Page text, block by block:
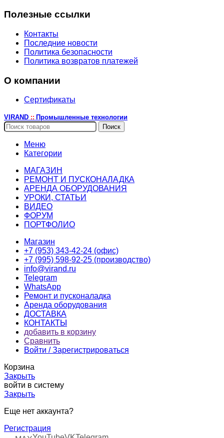
Полезные ссылки
Контакты
Последние новости
Политика безопасности
Политика возвратов платежей
О компании
Сертификаты
VIRAND :: Промышленные технологии
Поиск
Меню
Категории
МАГАЗИН
РЕМОНТ И ПУСКОНАЛАДКА
АРЕНДА ОБОРУДОВАНИЯ
УРОКИ, СТАТЬИ
ВИДЕО
ФОРУМ
ПОРТФОЛИО
Магазин
+7 (953) 343-42-24 (офис)
+7 (995) 598-92-25 (производство)
info@virand.ru
Telegram
WhatsApp
Ремонт и пусконаладка
Аренда оборудования
ДОСТАВКА
КОНТАКТЫ
добавить в корзину
Сравнить
Войти / Зарегистрироваться
Корзина
Закрыть
войти в систему
Закрыть
Еще нет аккаунта?
Регистрация